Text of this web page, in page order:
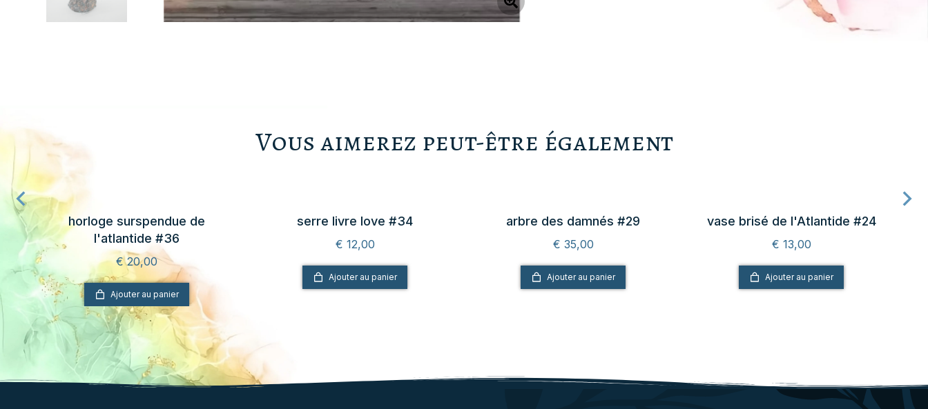
Vous aimerez peut-être également
horloge surspendue de
l'atlantide #36
€20,00
Ajouter au panier
serre livre love #34
€ 12,00
Ajouter au panier
arbre des damnés #29
€ 35,00
Ajouter au panier
vase brisé de l'Atlantide #24
€ 13,00
Ajouter au panier